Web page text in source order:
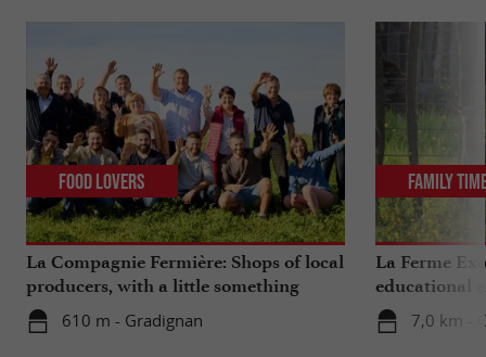
La Compagnie Fermière: Shops of local
producers, with a little something
extra ...
610 m - Gradignan
Food Lovers
La Ferme
educational
Bordeaux
7,0 km -
Family